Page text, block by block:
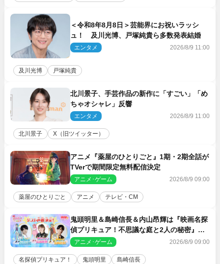
＜令和8年8月8日＞芸能界にお祝いラッシ
ュ！ 及川光博、戸塚純貴ら多数発表結婚
エンタメ 2026/8/9 11:00
及川光博 戸塚純貴
北川景子、手芸作品の新作に「すごい」「め
ちゃオシャレ」反響
エンタメ 2026/8/9 11:00
北川景子 X（旧ツイッター）
アニメ『薬屋のひとりごと』1期・2期全話が
TVerで期間限定無料配信決定
アニメ･ゲーム 2026/8/9 09:00
薬屋のひとりごと アニメ テレビ・CM
鬼頭明里＆島崎信長＆内山昂輝は『映画名探
偵プリキュア！不思議な庭と2人の秘密』ゲ
スト声優に決定
アニメ･ゲーム 2026/8/9 09:00
名探偵プリキュア！ 鬼頭明里 島崎信長